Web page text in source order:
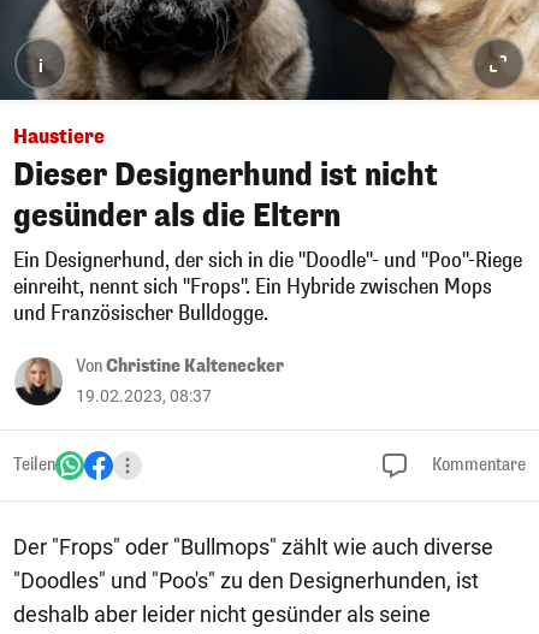
i
Haustiere
Dieser Designerhund ist nicht
gesünder als die Eltern
Ein Designerhund, der sich in die "Doodle"- und "Poo"-Riege
einreiht, nennt sich "Frops". Ein Hybride zwischen Mops
und Französischer Bulldogge.
VonChristine Kaltenecker
19.02.2023, 08:37
Teilen Kommentare
Der "Frops" oder "Bullmops" zählt wie auch diverse
"Doodles" und "Poo's" zu den Designerhunden, ist
deshalb aber leider nicht gesünder als seine